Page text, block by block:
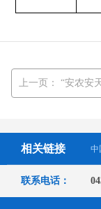
上一页： “安农安
相关链接 中
联系电话：